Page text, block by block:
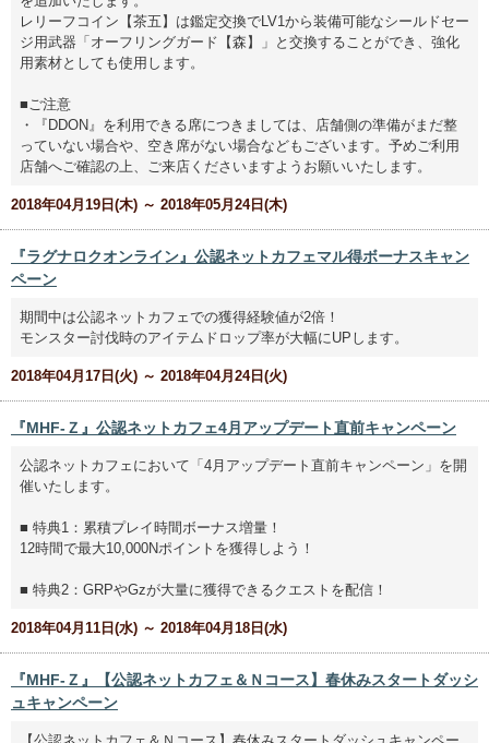
レリーフコイン【茶五】は鑑定交換でLV1から装備可能なシールドセー
ジ用武器「オーフリングガード【森】」と交換することができ、強化
用素材としても使用します。
■ご注意
・『DDON』を利用できる席につきましては、店舗側の準備がまだ整
っていない場合や、空き席がない場合などもございます。予めご利用
店舗へご確認の上、ご来店くださいますようお願いいたします。
2018年04月19日(木) ～ 2018年05月24日(木)
『ラグナロクオンライン』公認ネットカフェマル得ボーナスキャン
ペーン
期間中は公認ネットカフェでの獲得経験値が2倍！
モンスター討伐時のアイテムドロップ率が大幅にUPします。
2018年04月17日(火) ～ 2018年04月24日(火)
『MHF-Ｚ』公認ネットカフェ4月アップデート直前キャンペーン
公認ネットカフェにおいて「4月アップデート直前キャンペーン」を開
催いたします。
■ 特典1：累積プレイ時間ボーナス増量！
12時間で最大10,000Nポイントを獲得しよう！
■ 特典2：GRPやGzが大量に獲得できるクエストを配信！
2018年04月11日(水) ～ 2018年04月18日(水)
『MHF-Ｚ』【公認ネットカフェ＆Ｎコース】春休みスタートダッシ
ュキャンペーン